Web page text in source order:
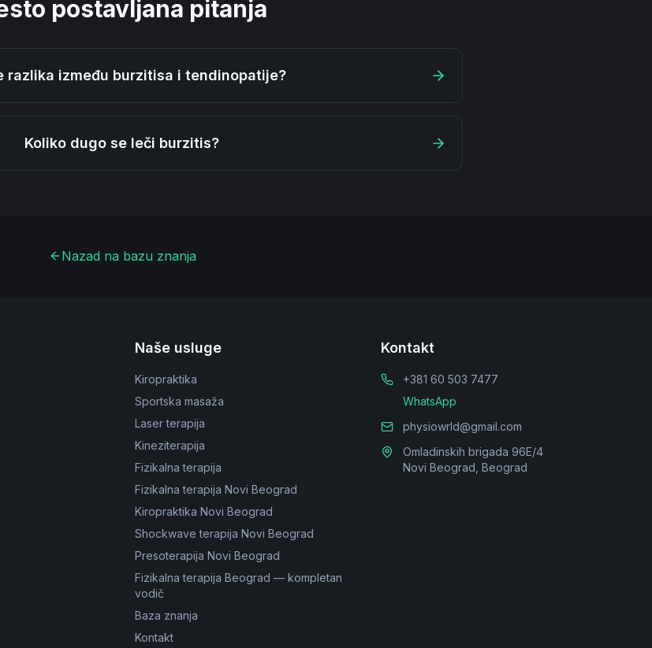
postavljana pitanja
razlika između burzitisa i tendinopatije?
Koliko dugo se leči burzitis?
Nazad na bazu znanja
Naše usluge
Kiropraktika
Sportska masaža
Laser terapija
Kineziterapija
Fizikalna terapija
Fizikalna terapija Novi Beograd
Kiropraktika Novi Beograd
Shockwave terapija Novi Beograd
Presoterapija Novi Beograd
Fizikalna terapija Beograd — kompletan
vodič
Baza znanja
Kontakt
Kontakt
+381 60 503 7477
WhatsApp
physiowrld@gmail.com
Omladinskih brigada 96E/4
Novi Beograd, Beograd